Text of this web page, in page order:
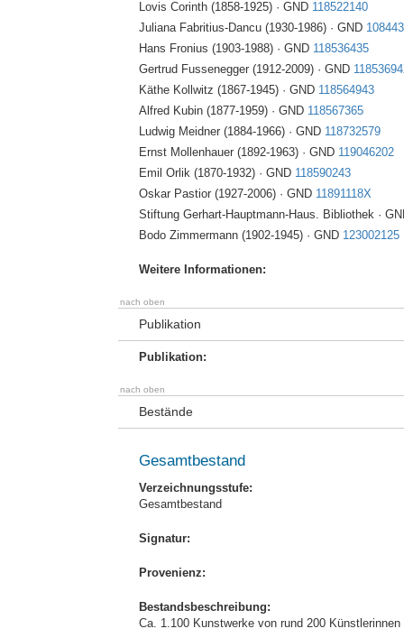
Lovis Corinth (1858-1925) · GND 118522140
Juliana Fabritius-Dancu (1930-1986) · GND
Hans Fronius (1903-1988) · GND 118536435
Gertrud Fussenegger (1912-2009) · GND
Käthe Kollwitz (1867-1945) · GND 118564943
Alfred Kubin (1877-1959) · GND 118567365
Ludwig Meidner (1884-1966) · GND 118732579
Ernst Mollenhauer (1892-1963) · GND 119046202
Emil Orlik (1870-1932) · GND 118590243
Oskar Pastior (1927-2006) · GND 11891118X
Stiftung Gerhart-Hauptmann-Haus. Bibliothek ·
Bodo Zimmermann (1902-1945) · GND 123002125
Weitere Informationen:
nach oben
Publikation
Publikation:
nach oben
Bestände
Gesamtbestand
Verzeichnungsstufe:
Gesamtbestand
Signatur:
Provenienz:
Bestandsbeschreibung:
Ca. 1.100 Kunstwerke von rund 200